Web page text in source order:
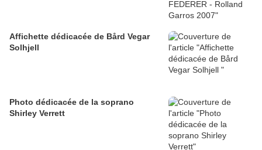
Affichette dédicacée de Bård Vegar
Solhjell
Photo dédicacée de la soprano
Shirley Verrett